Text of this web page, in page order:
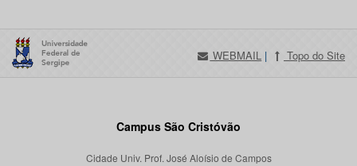
WEBMAIL | Topo do Site
Campus São Cristóvão
Cidade Univ. Prof. José Aloísio de Campos